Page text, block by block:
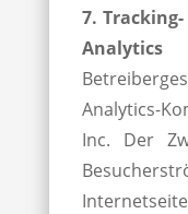
7.
Analytics
Analytics-
Inc. Der